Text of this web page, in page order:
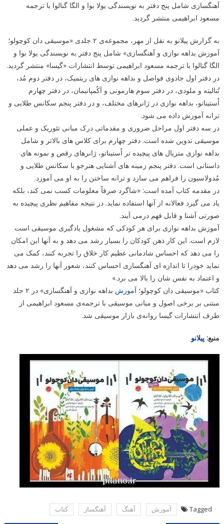
آهنگسازی شامل پنج دفتر به نویسندگی یولا بوا و الگا گنالوا با ترجمه
مسعود ابراهیمی منتشر گردید.
به گزارش پیلانو به نقل از مهر، مجموعه‌ی ۲ جلدی «موسیقی دان کوچولو؛
آموزش بداهه نوازی و آهنگسازی» شامل پنج دفتر به نویسندگی یولا بوا و
الگا گنالوا با ترجمه مسعود ابراهیمی توسط انتشارات «گیسا» منتشر گردید.
در دفتر اول جادوی فواصل و بداهه نوازی های ریتمیک، در دفتر دوم مُد،
تُنالیته و ملودی، در دفتر سوم هارمونی و آکُمپانیمان، در دفتر چهارم
اُستیناتو، بداهه نوازی در ژانرهای مختلف، و در دفتر پنجم سکانس طلایی و
ترانه آموزش داده می شود.
در سه دفتر اول مراحل ضروری و مقدماتی درک مبانی تئوریک و عملی
موسیقی تدوین شده است. دفتر چهارم برای کلاس های بالاتر و شامل
بداهه نوازی متریال های پیچیده تر اُستیناتو، ژانرهای رقص و نمونه های
داستانی است. دفتر پنجم زمینه های آشنایی هنرجو با سکانس طلایی و
مُدولاسیون را فراهم می سازد و ترانه ساختن را به او می آموزد.
در مقدمه کتاب آمده است: «شاگرد صرفاً معلومات کسب نمی کند، بلکه
یاد می گیرد فعالانه از آنها استفاده نماید. در نتیجه مفاهیم نظری پیچیده به
صورتی آشنا و قابل فهم درمی آیند.
آموزش بداهه نوازی برای هر کودکی که مشغول یادگیری موسیقی است
لازم است. این کار ذهن کودکان را بسیار رشد می دهد و به آنها این امکان
را می دهد که احساس شادمانی عظیم کار خلاق را تجربه کنند، کمک می
نماید خودرا تا اندازه ای آهنگسازی احساس کنند، شعور آنها را رشد می دهد
و اعتماد به نفس شان را بالا می برد.»
کتاب «موسیقی دان کوچولو؛ آموزش
بداهه نوازی و آهنگسازی» در ۲ جلد
مبتنی بر برخی اصول و مبانی موسیقی با ترجمه‌ی مسعود ابراهیمی از
طرف انتشارات گیسا روانه‌ی بازار موسیقی شد.
منبع: پیلانو
Tagged آموزش آهنگ آهنگساز كتاب